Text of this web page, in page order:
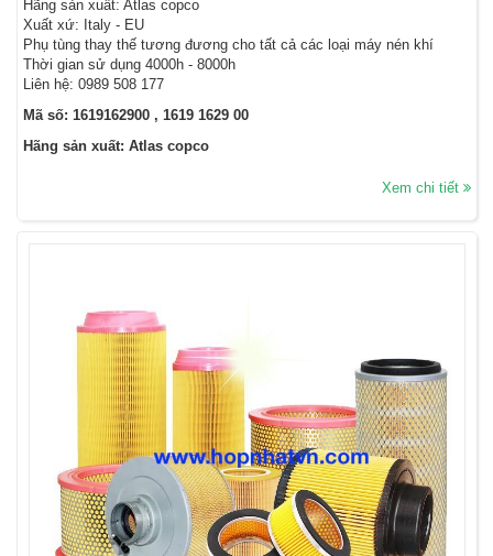
Hãng sản xuất: Atlas copco
Xuất xứ: Italy - EU
Phụ tùng thay thế tương đương cho tất cả các loại máy nén khí
Thời gian sử dụng 4000h - 8000h
Liên hệ: 0989 508 177
Mã số: 1619162900 , 1619 1629 00
Hãng sản xuất: Atlas copco
Xem chi tiết